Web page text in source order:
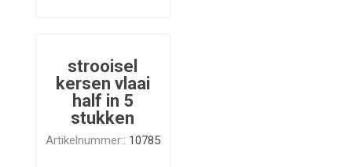
strooisel
kersen vlaai
half in 5
stukken
Artikelnummer:: 10785